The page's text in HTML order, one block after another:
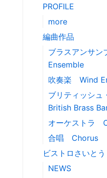
PROFILE
more
編曲作品
ブラスアンサ
Ensemble
吹奏楽 Wind
ブリティッシ
British Brass
オーケストラ
合唱 Chorus
ビストロさいとう
NEWS